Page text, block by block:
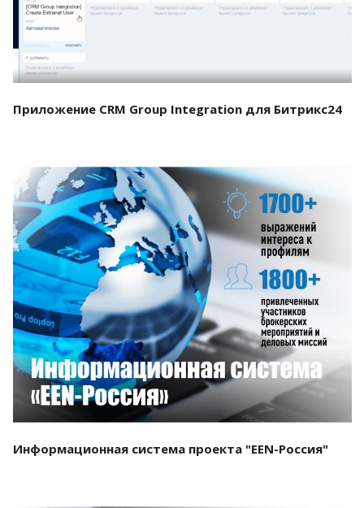
Приложение CRM Group Integration для Битрикс24
Смотреть проект
Информационная система проекта "EEN-Россия"